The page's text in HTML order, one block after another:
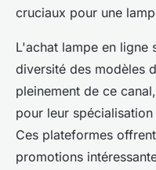
cruciaux pour une
L'achat lampe en ligne
diversité des modèles
pleinement de ce
pour leur
Ces plateformes
promotions